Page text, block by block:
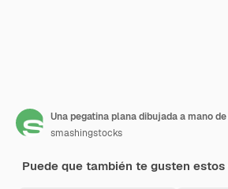
Una pegatina plana dibujada a mano
smashingstocks
Puede que también te gusten